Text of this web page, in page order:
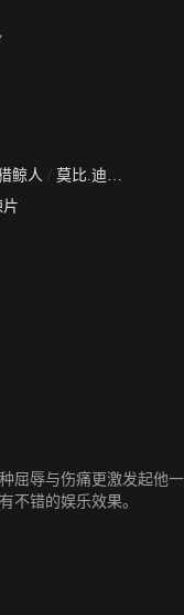
鲸人 / 莫比.迪克
屈辱与伤痛更激发起他
不错的娱乐效果。